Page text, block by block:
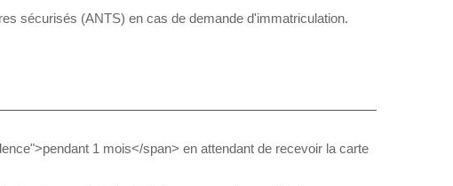
sécurisés (ANTS) en cas de demande d'immatriculation.
1 mois</span> en attendant de recevoir la carte